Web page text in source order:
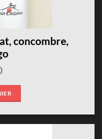
concombre,